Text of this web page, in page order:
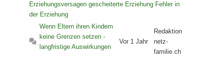
Erziehungsversagen gescheiterte Erziehung Fehler in
der Erziehung
Wenn Eltern ihren Kindern
keine Grenzen setzen -
langfristige Auswirkungen
Vor 1 Jahr
Redaktion
netz-
familie.ch